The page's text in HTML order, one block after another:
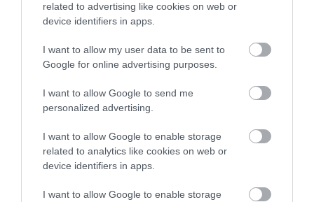
related to advertising like cookies on web or
device identifiers in apps.
I want to allow my user data to be sent to
Google for online advertising purposes.
I want to allow Google to send me
personalized advertising.
I want to allow Google to enable storage
related to analytics like cookies on web or
device identifiers in apps.
I want to allow Google to enable storage